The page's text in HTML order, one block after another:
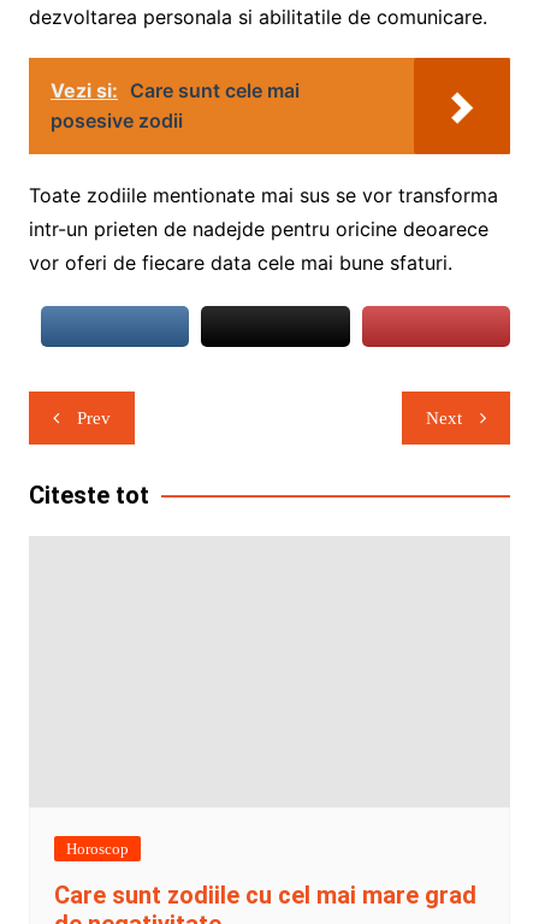
dezvoltarea personala si abilitatile de comunicare.
Vezi si: Care sunt cele mai
posesive zodii
Toate zodiile mentionate mai sus se vor transforma
intr-un prieten de nadejde pentru oricine deoarece
vor oferi de fiecare data cele mai bune sfaturi.
Navigare
în
articole
Prev Next
Citeste tot
Horoscop
Care sunt zodiile cu cel mai mare grad